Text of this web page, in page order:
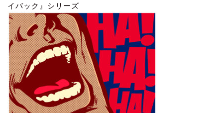
イバック』シリーズ